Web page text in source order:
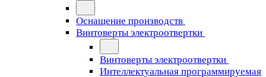
Оснащение производств
Винтоверты электроотвертки
Винтоверты электроотвертки
Интеллектуальная программируемая